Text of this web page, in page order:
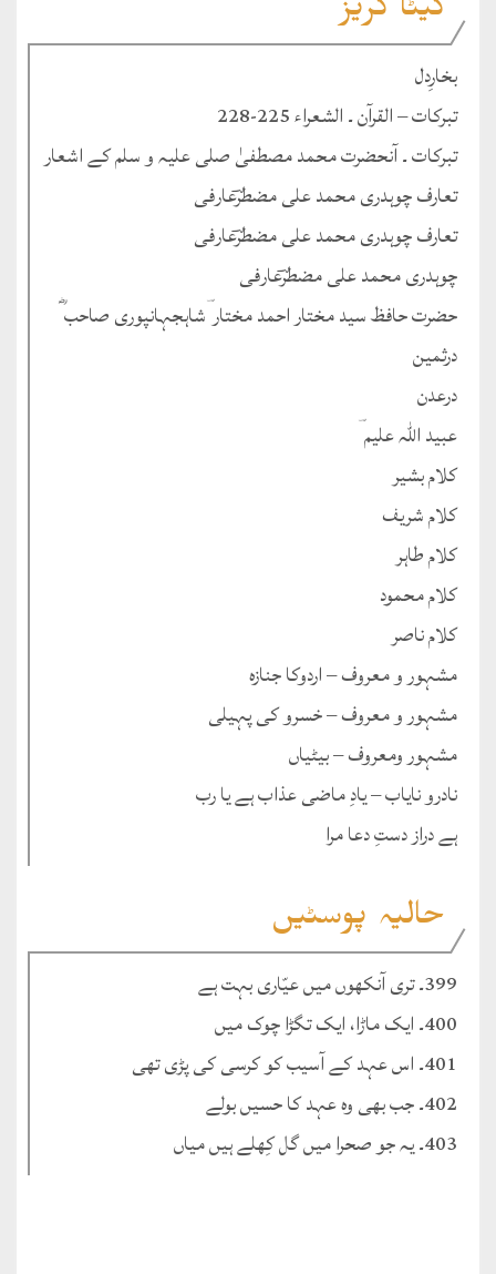
کیٹا گریز
بخارِدل
تبرکات – القرآن ۔ الشعراء 225-228
تبرکات ۔ آنحضرت محمد مصطفیٰ صلی علیہ و سلم کے اشعار
تعارف چوہدری محمد علی مضطرؔعارفی
تعارف چوہدری محمد علی مضطرؔعارفی
چوہدری محمد علی مضطرؔعارفی
حضرت حافظ سید مختار احمد مختار ؔشاہجہانپوری صاحب ؓ
درثمین
درعدن
عبید اللہ علیم ؔ
کلام بشیر
کلام شریف
کلام طاہر
کلام محمود
کلام ناصر
مشہور و معروف – اردوکا جنازہ
مشہور و معروف – خسرو کی پہیلی
مشہور ومعروف – بیٹیاں
نادرو نایاب – یادِ ماضی عذاب ہے یا رب
ہے دراز دستِ دعا مرا
حالیہ پوسٹیں
399۔ تری آنکھوں میں عیّاری بہت ہے
400۔ ایک ماڑا، ایک تگڑا چوک میں
401۔ اس عہد کے آسیب کو کرسی کی پڑی تھی
402۔ جب بھی وہ عہد کا حسیں بولے
403۔ یہ جو صحرا میں گل کِھلے ہیں میاں